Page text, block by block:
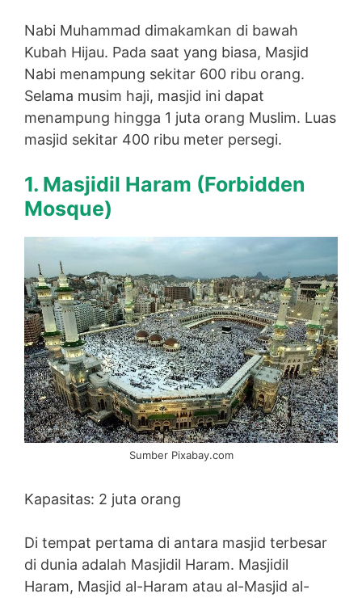
Nabi Muhammad dimakamkan di bawah
Kubah Hijau. Pada saat yang biasa, Masjid
Nabi menampung sekitar 600 ribu orang.
Selama musim haji, masjid ini dapat
menampung hingga 1 juta orang Muslim. Luas
masjid sekitar 400 ribu meter persegi.
1. Masjidil Haram (Forbidden
Mosque)
Sumber Pixabay.com
Kapasitas: 2 juta orang
Di tempat pertama di antara masjid terbesar
di dunia adalah Masjidil Haram. Masjidil
Haram, Masjid al-Haram atau al-Masjid al-